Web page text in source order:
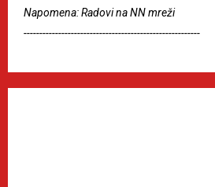
Napomena: Radovi na NN mreži
--------------------------------------------------------